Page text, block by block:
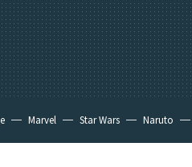
Marvel Star Wars Naruto